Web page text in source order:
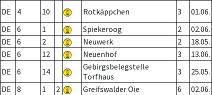
DE
4 10 Rotkäppchen 3 01.06.
DE
6 1 Spiekeroog 2 02.06.
DE
6 2 Neuwerk 2 18.05.
DE
6 12 Neuenhof 3 13.06.
DE
6 14
Gebirgsbelegstelle
Torfhaus
3 25.05.
DE
8 1 2 Greifswalder Oie 6 02.06.